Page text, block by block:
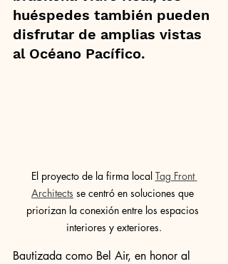
huéspedes también pueden
disfrutar de amplias vistas
al Océano Pacífico.
El proyecto de la firma local Tag Front
Architects se centró en soluciones que
priorizan la conexión entre los espacios
interiores y exteriores.
Bautizada como Bel Air, en honor al